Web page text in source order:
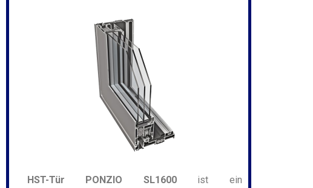
HST-Tür PONZIO SL1600ist ein